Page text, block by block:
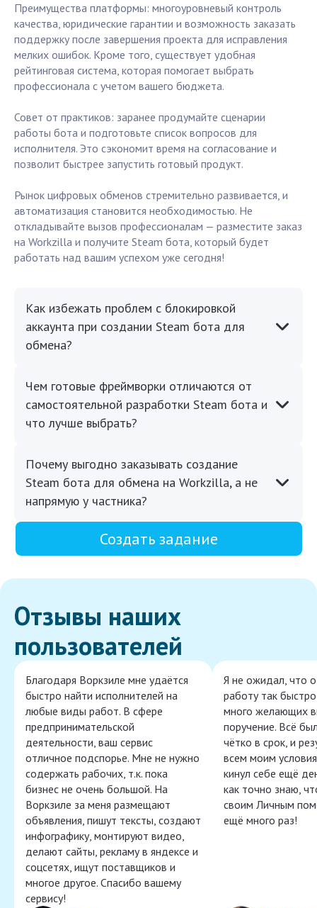
Преимущества платформы: многоуровневый контроль
качества, юридические гарантии и возможность заказать
поддержку после завершения проекта для исправления
мелких ошибок. Кроме того, существует удобная
рейтинговая система, которая помогает выбрать
профессионала с учетом вашего бюджета.
Совет от практиков: заранее продумайте сценарии
работы бота и подготовьте список вопросов для
исполнителя. Это сэкономит время на согласование и
позволит быстрее запустить готовый продукт.
Рынок цифровых обменов стремительно развивается, и
автоматизация становится необходимостью. Не
откладывайте вызов профессионалам — разместите заказ
на Workzilla и получите Steam бота, который будет
работать над вашим успехом уже сегодня!
Как избежать проблем с блокировкой
аккаунта при создании Steam бота для
обмена?
Чем готовые фреймворки отличаются от
самостоятельной разработки Steam бота и
что лучше выбрать?
Почему выгодно заказывать создание
Steam бота для обмена на Workzilla, а не
напрямую у частника?
Создать задание
Отзывы наших
пользователей
Благодаря Воркзиле мне удаётся
быстро найти исполнителей на
любые виды работ. В сфере
предпринимательской
деятельности, ваш сервис
отличное подспорье. Мне не нужно
содержать рабочих, т.к. пока
бизнес не очень большой. На
Воркзиле за меня размещают
объявления, пишут тексты, создают
инфографику, монтируют видео,
делают сайты, рекламу в яндексе и
соцсетях, ищут поставщиков и
многое другое. Спасибо вашему
сервису!
Я не ожидал, что
работу так
много желающих
поручение. Всё
чётко в срок, и
всем моим
кинул себе ещё
как точно знаю,
своим Личным
ещё много раз!